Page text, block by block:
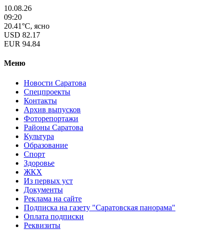
10.08.26
09:20
20.41°C, ясно
USD 82.17
EUR 94.84
Меню
Новости Саратова
Спецпроекты
Контакты
Архив выпусков
Фоторепортажи
Районы Саратова
Культура
Образование
Спорт
Здоровье
ЖКХ
Из пеpвых уст
Документы
Реклама на сайте
Подписка на газету "Саратовская панорама"
Оплата подписки
Реквизиты